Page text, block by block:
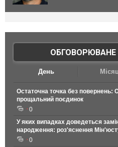
ОБГОВОРЮВАНЕ
День
Остаточна точка без повернень:
прощальний поєдинок
0
У яких випадках доведеться
народження: роз'яснення
0